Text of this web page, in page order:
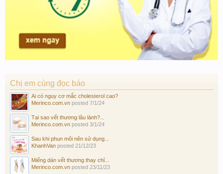
Chị em cùng đọc báo
Ai có nguy cơ mắc cholesterol cao?
Merinco.com.vn posted 7/1/24
Tại sao vết thương lâu lành?...
Merinco.com.vn posted 3/1/24
Sau khi phun môi nên sử dụng...
KhanhVan posted 21/12/23
Miếng dán vết thương thay chỉ...
Merinco.com.vn posted 23/11/23